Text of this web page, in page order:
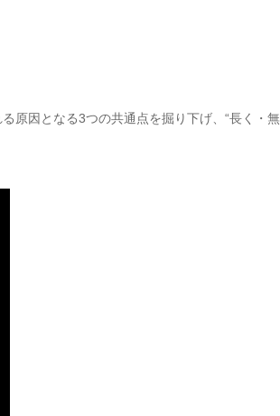
原因となる3つの共通点を掘り下げ、“長く・無